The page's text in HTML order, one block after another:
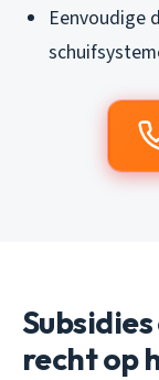
Eenvoudige
recht op